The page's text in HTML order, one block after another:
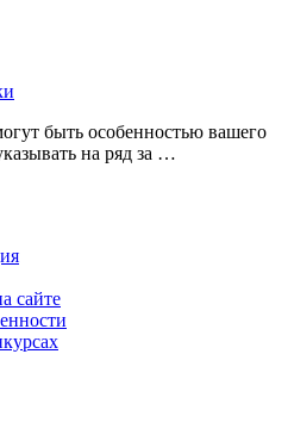
быть особенностью вашего
на ряд за …
сайте